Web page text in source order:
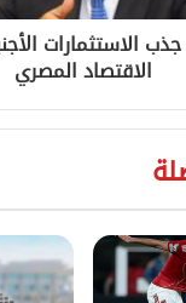
جذب الاستثمارات
الاقتصاد المصري